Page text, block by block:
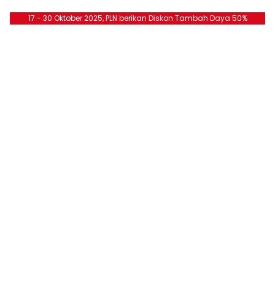
17 - 30 Oktober 2025, PLN berikan Diskon Tambah Daya 50%